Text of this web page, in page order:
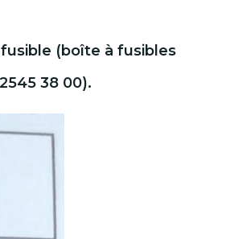
(boîte à fusibles
38 00).